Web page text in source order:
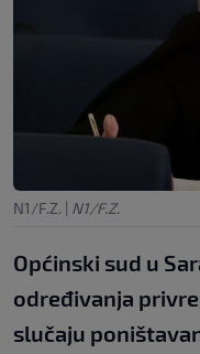
N1/F.Z. | N1/F.Z.
Općinski sud u
određivanja
slučaju